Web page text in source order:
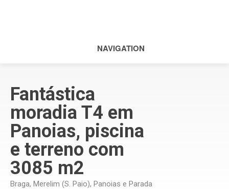
NAVIGATION
Fantástica
moradia T4 em
Panoias, piscina
e terreno com
3085 m2
Braga, Merelim (S. Paio), Panoias e Parada